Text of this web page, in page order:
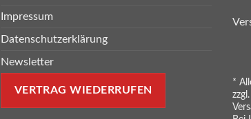
Impressum
Datenschutzerklärung
Newsletter
VERTRAG WIEDERRUFEN
*
zzgl.